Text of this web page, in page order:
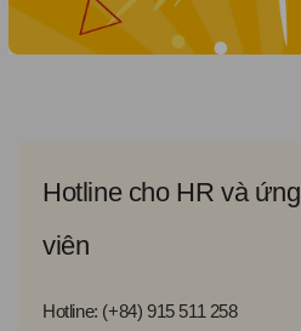
Hotline cho HR và ứng
viên
Hotline: (+84) 915 511 258